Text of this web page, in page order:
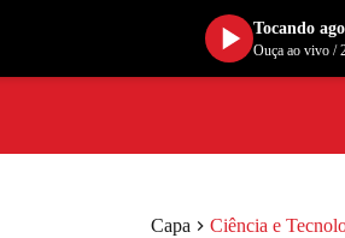
Capa Ciência e
Tocando
Ouça ao vivo/